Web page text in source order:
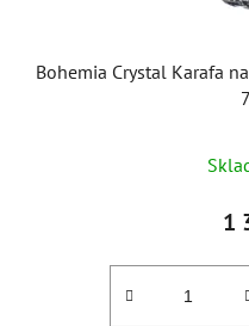
Bohemia Crystal Karafa
1